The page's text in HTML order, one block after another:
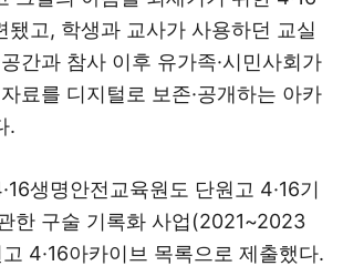
됐고, 학생과 교사가 사용하던 교실
간과 참사 이후 유가족·시민사회가
료를 디지털로 보존·공개하는 아카
.
생명안전교육원도 단원고 4·16기
한 구술 기록화 사업(2021~2023
4·16아카이브 목록으로 제출했다.